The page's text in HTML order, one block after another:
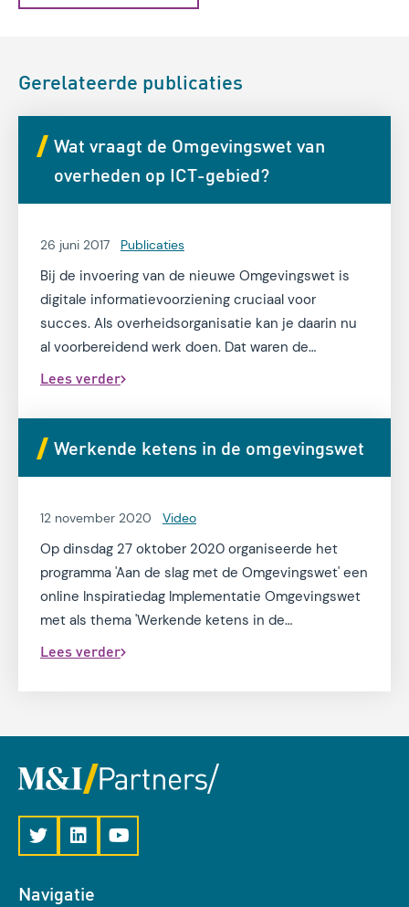
Gerelateerde publicaties
Wat vraagt de Omgevingswet van
overheden op ICT-gebied?
26 juni 2017 Publicaties
Bij de invoering van de nieuwe Omgevingswet is
digitale informatievoorziening cruciaal voor
succes. Als overheidsorganisatie kan je daarin nu
al voorbereidend werk doen. Dat waren de
belangrijkste conclusies van een
gemeenten en veiligheidsregio’s.
Lees verder
Werkende ketens in de omgevingswet
12 november 2020 Video
Op dinsdag 27 oktober 2020 organiseerde het
programma 'Aan de slag met de Omgevingswet' een
online Inspiratiedag Implementatie Omgevingswet
met als thema 'Werkende ketens in de
Omgevingswet'. André van Nijkerken was een van
Lees verder
Navigatie